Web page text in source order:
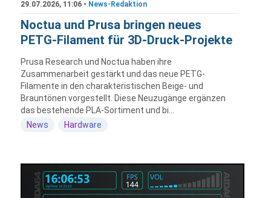
29.07.2026, 11:06 • News-Redaktion
Noctua und Prusa bringen neues
PETG-Filament für 3D-Druck-Projekte
Prusa Research und Noctua haben ihre
Zusammenarbeit gestärkt und das neue PETG-
Filamente in den charakteristischen Beige- und
Brauntönen vorgestellt. Diese Neuzugänge ergänzen
das bestehende PLA-Sortiment und bi...
News
Hardware